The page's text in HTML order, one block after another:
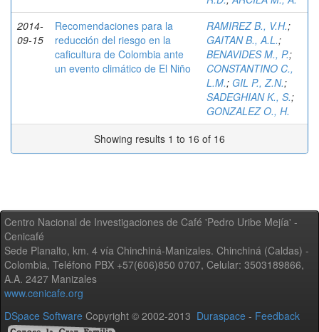
2014-
09-15
Recomendaciones para la
reducción del riesgo en la
caficultura de Colombia ante
un evento climático de El Niño
RAMIREZ B., V.H.;
GAITAN B., A.L.;
BENAVIDES M., P.;
CONSTANTINO C.,
L.M.; GIL P., Z.N.;
SADEGHIAN K., S.;
GONZALEZ O., H.
Showing results 1 to 16 of 16
Centro Nacional de Investigaciones de Café 'Pedro Uribe Mejía' -
Cenicafé
Sede Planalto, km. 4 vía Chinchiná-Manizales. Chinchiná (Caldas) -
Colombia, Teléfono PBX +57(606)850 0707, Celular: 3503189866,
A.A. 2427 Manizales
www.cenicafe.org
DSpace Software Copyright © 2002-2013 Duraspace - Feedback